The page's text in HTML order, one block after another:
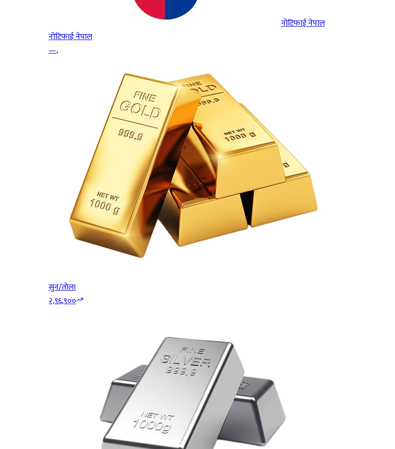
नोटिफाई नेपाल
नोटिफाई नेपाल
—,
सुन/तोला
२,९६,९००